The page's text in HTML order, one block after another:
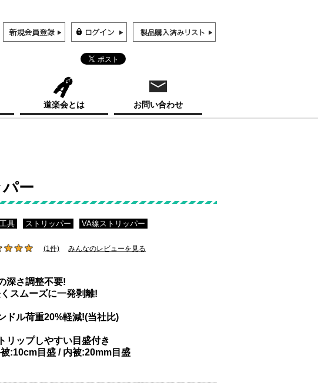
道楽会とは お問い合わせ
ー
具 ストリッパー VA線ストリッパー
(1件) みんなのレビューを見る
深さ調整不要!
スムーズに一発剥離!
ドル荷重20%軽減!(当社比)
リップしやすい目盛付き
:10cm目盛 / 内被:20mm目盛